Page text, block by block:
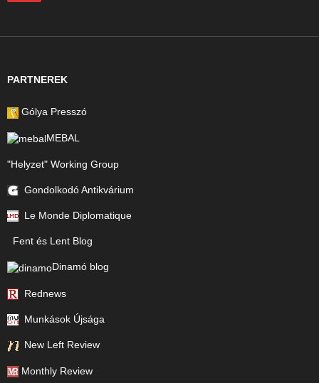
PARTNEREK
Gólya Presszó
MEBAL
"Helyzet" Working Group
Gondolkodó Antikvárium
Le Monde Diplomatique
Fent és Lent Blog
Dinamó blog
Rednews
Munkások Újsága
New Left Review
Monthly Review